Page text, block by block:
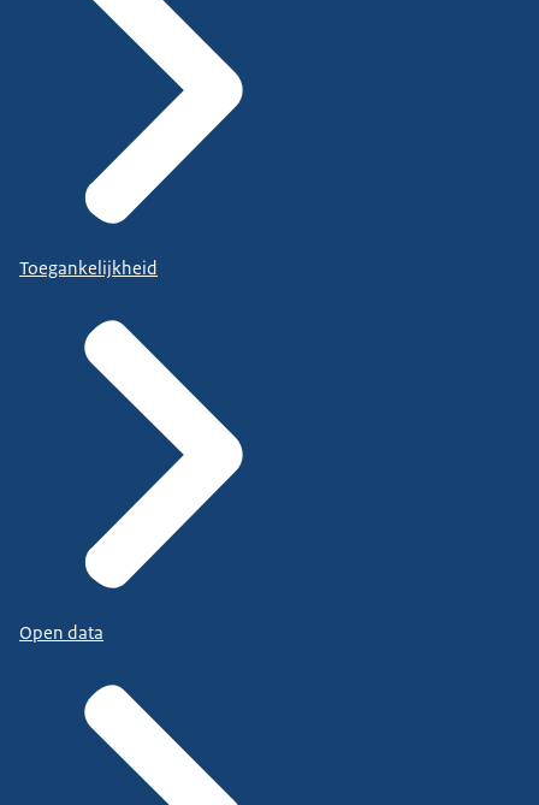
Toegankelijkheid
Open data